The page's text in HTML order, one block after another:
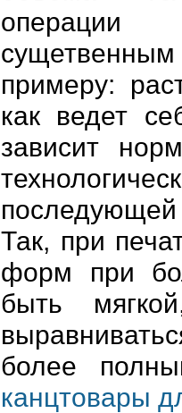
операции
примеру:
как ведет
зависит
Так, при
форм при
быть
более
канцтовары